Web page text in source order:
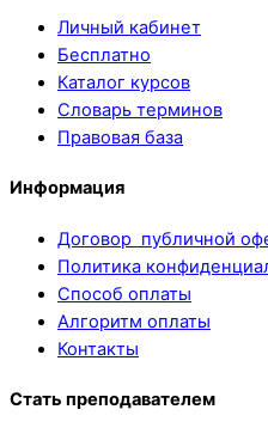
Личный кабинет
Бесплатно
Каталог курсов
Словарь терминов
Правовая база
Информация
Договор публичной
Политика
Способ оплаты
Алгоритм оплаты
Контакты
Стать преподавателем